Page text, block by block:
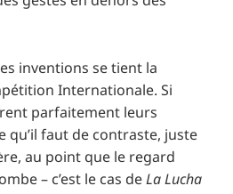
inventions se tient la
Internationale. Si
parfaitement leurs
qu’il faut de contraste, juste
au point que le regard
– c’est le cas deLa Lucha